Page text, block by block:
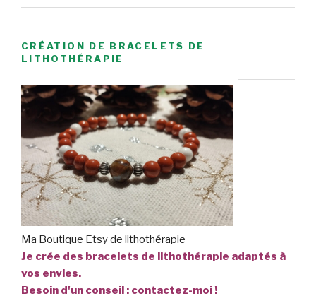
CRÉATION DE BRACELETS DE
LITHOTHÉRAPIE
Ma Boutique Etsy de lithothérapie
Je crée des bracelets de lithothérapie adaptés à
vos envies.
Besoin d'un conseil : contactez-moi!